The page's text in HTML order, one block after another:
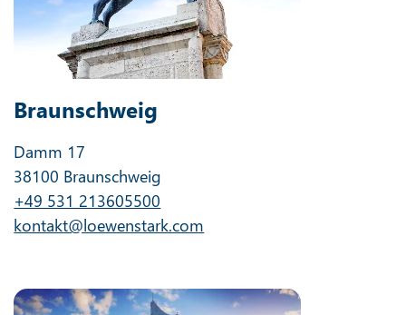
Braunschweig
Damm 17
38100 Braunschweig
+49 531 213605500
kontakt@loewenstark.com